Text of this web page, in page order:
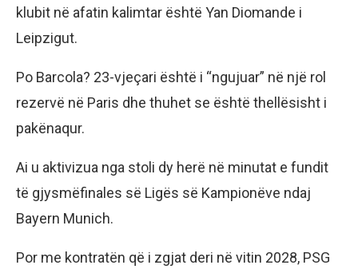
klubit në afatin kalimtar është Yan Diomande i
Leipzigut.
Po Barcola? 23-vjeçari është i “ngujuar” në një rol
rezervë në Paris dhe thuhet se është thellësisht i
pakënaqur.
Ai u aktivizua nga stoli dy herë në minutat e fundit
të gjysmëfinales së Ligës së Kampionëve ndaj
Bayern Munich.
Por me kontratën që i zgjat deri në vitin 2028, PSG